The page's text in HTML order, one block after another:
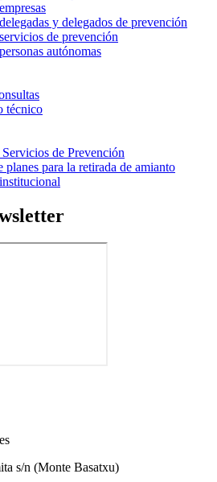
y delegados de prevención
de prevención
autónomas
técnico
de Prevención
planes para la retirada de amianto
s/n (Monte Basatxu)